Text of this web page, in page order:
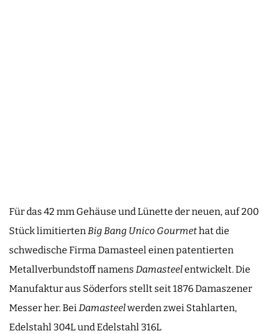
Für das 42 mm Gehäuse und Lünette der neuen, auf 200
Stück limitiertenBig Bang Unico Gourmethat die
schwedische Firma Damasteel einen patentierten
Metallverbundstoff namens Damasteelentwickelt. Die
Manufaktur aus Söderfors stellt seit 1876 Damaszener
Messer her. BeiDamasteelwerden zwei Stahlarten,
Edelstahl 304L und Edelstahl 316L